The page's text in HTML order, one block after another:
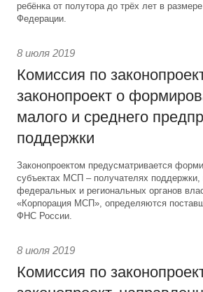
ребёнка от полутора до трёх лет в
Федерации.
8 июля 2019
Комиссия по
законопроект о
малого и среднего
поддержки
Законопроектом предусматривается
субъектах МСП – получателях
федеральных и региональных органов
«Корпорация МСП», определяются
ФНС России.
8 июля 2019
Комиссия по